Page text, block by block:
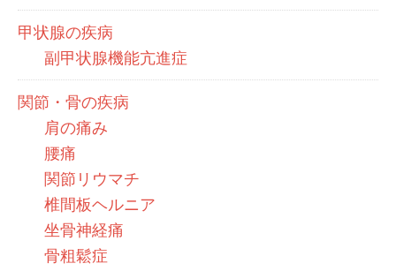
甲状腺の疾病
副甲状腺機能亢進症
関節・骨の疾病
肩の痛み
腰痛
関節リウマチ
椎間板ヘルニア
坐骨神経痛
骨粗鬆症